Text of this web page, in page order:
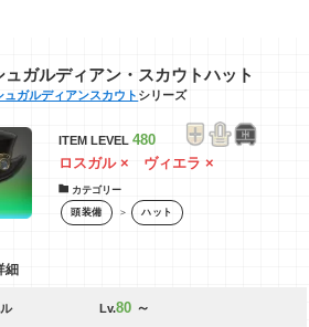
ュガルディアン・スカウトハット
ュガルディアンスカウト シリーズ
ITEM LEVEL 480
ロスガル × ヴィエラ ×
カテゴリー
頭装備 ＞ ハット
細
Lv.80～